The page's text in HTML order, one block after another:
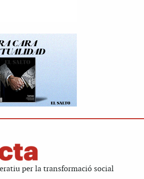
per la transformació social